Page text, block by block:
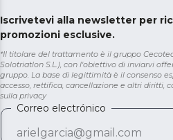
Iscrivetevi alla newsletter per
promozioni esclusive.
*Il titolare del trattamento è il gruppo
Solotriatlon S.L.), con l'obiettivo di inviarvi
gruppo. La base di legittimità è il consenso
accesso, rettifica, cancellazione e altri diritti,
sulla privacy
Correo electrónico